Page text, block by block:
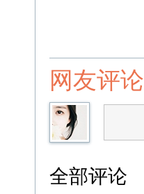
网友评论
全部评论